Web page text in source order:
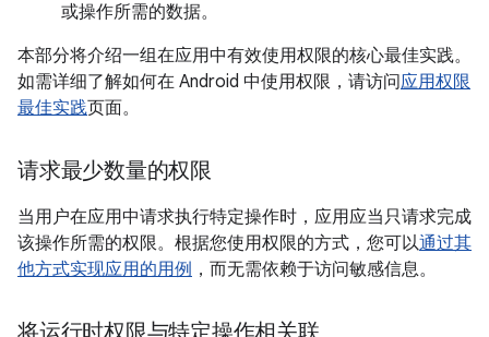
或操作所需的数据。
本部分将介绍一组在应用中有效使用权限的核心最佳实践。
如需详细了解如何在 Android 中使用权限，请访问应用权限
最佳实践页面。
请求最少数量的权限
当用户在应用中请求执行特定操作时，应用应当只请求完成
该操作所需的权限。根据您使用权限的方式，您可以通过其
他方式实现应用的用例 ，而无需依赖于访问敏感信息。